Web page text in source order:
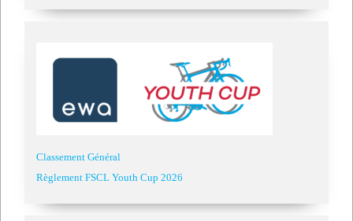
Classement Général
Règlement FSCL Youth Cup 2026